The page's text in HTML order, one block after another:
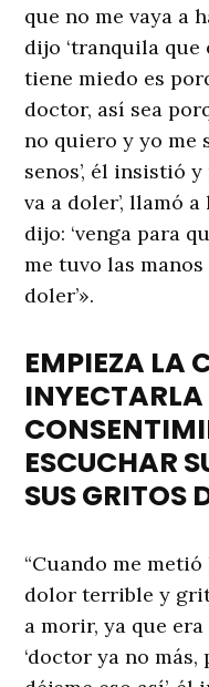
que no me vaya a
dijo ‘tranquila que
tiene miedo es
doctor, así sea
no quiero y yo me
senos’, él insistió
va a doler’, llamó
dijo: ‘venga para
me tuvo las manos
doler’».
EMPIEZA LA
INYECTARLA
ESCUCHAR
SUS GRITOS
“Cuando me
dolor terrible y
a morir, ya que
‘doctor ya no más,